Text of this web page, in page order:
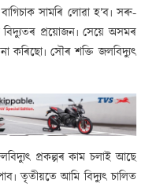
সামৰি লোৱা হ’ব৷ সৰু-
প্ৰয়োজন৷ সেয়ে অসমৰ
কৰিছো৷ সৌৰ শক্তি জলবিদ্যুৎ
প্ৰকল্পৰ কাম চলাই আছে
তৃতীয়তে আমি বিদ্যুৎ চালিত